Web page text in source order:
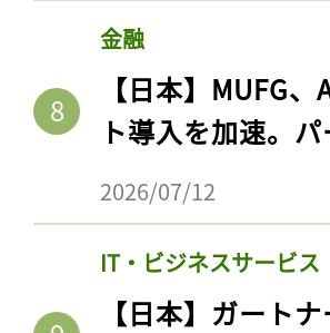
金融
【日本】MUFG
ト導入を加速。
2026/07/12
IT・ビジネスサービス
【日本】ガート